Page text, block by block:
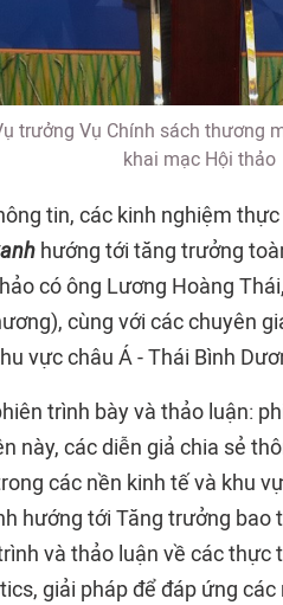
trưởng Vụ Chính sách thương
khai mạc Hội thảo
tin, các kinh nghiệm
hướng tới tăng trưởng
có ông Lương Hoàng
cùng với các chuyên
vực châu Á - Thái Bình
trình bày và thảo luận:
này, các diễn giả chia sẻ
các nền kinh tế và khu
hướng tới Tăng trưởng bao
và thảo luận về các thực
giải pháp để đáp ứng